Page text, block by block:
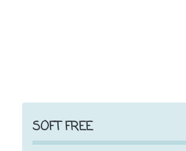
SOFT FREE